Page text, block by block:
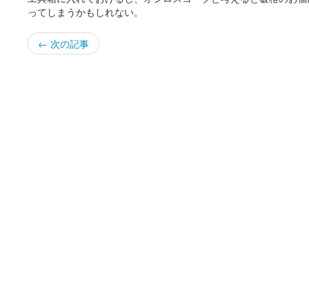
ってしまうかもしれない。
← 次の記事